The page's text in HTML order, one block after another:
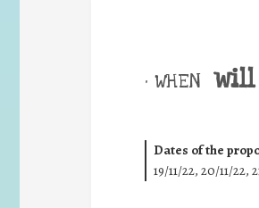
• WHEN will
Dates of the
19/11/22, 20/11/22,